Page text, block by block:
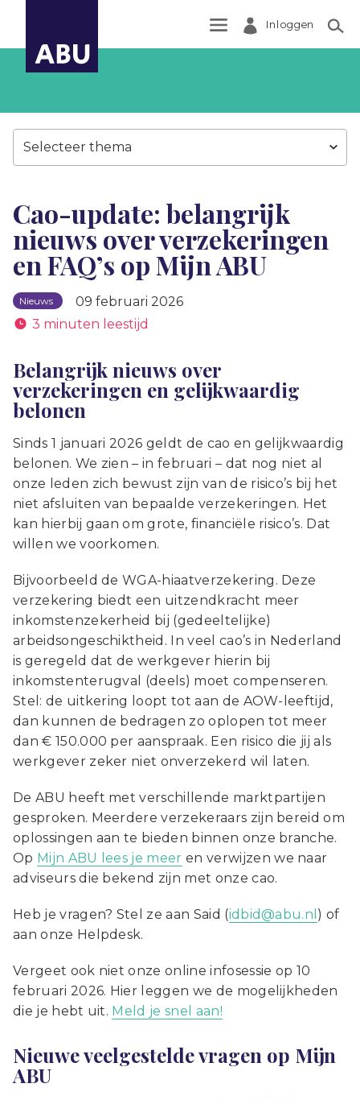
Inloggen
Selecteer thema
Cao-update: belangrijk
nieuws over verzekeringen
en FAQ’s op Mijn ABU
Nieuws
09 februari 2026
3 minuten leestijd
Belangrijk nieuws over
verzekeringen en gelijkwaardig
belonen
Sinds 1 januari 2026 geldt de cao en gelijkwaardig
belonen. We zien – in februari – dat nog niet al
onze leden zich bewust zijn van de risico’s bij het
niet afsluiten van bepaalde verzekeringen. Het
kan hierbij gaan om grote, financiële risico’s. Dat
willen we voorkomen.
Bijvoorbeeld de WGA-hiaatverzekering. Deze
verzekering biedt een uitzendkracht meer
inkomstenzekerheid bij (gedeeltelijke)
arbeidsongeschiktheid. In veel cao’s in Nederland
is geregeld dat de werkgever hierin bij
inkomstenterugval (deels) moet compenseren.
Stel: de uitkering loopt tot aan de AOW-leeftijd,
dan kunnen de bedragen zo oplopen tot meer
dan € 150.000 per aanspraak. Een risico die jij als
werkgever zeker niet onverzekerd wil laten.
De ABU heeft met verschillende marktpartijen
gesproken. Meerdere verzekeraars zijn bereid om
oplossingen aan te bieden binnen onze branche.
Op Mijn ABU lees je meer en verwijzen we naar
adviseurs die bekend zijn met onze cao.
Heb je vragen? Stel ze aan Said (idbid@abu.nl ) of
aan onze Helpdesk.
Vergeet ook niet onze online infosessie op 10
februari 2026. Hier leggen we de mogelijkheden
die je hebt uit. Meld je snel aan!
Nieuwe veelgestelde vragen op Mijn
ABU